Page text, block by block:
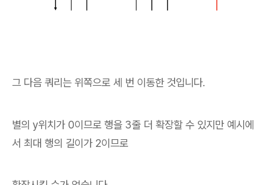
그 다음 쿼리는 위쪽으로 세 번 이동한 것입니다.
별의 y위치가 0이므로 행을 3줄 더 확장할 수 있지만 예시에
서 최대 행의 길이가 2이므로